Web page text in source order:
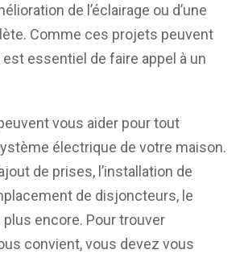
de l’éclairage ou d’une
Comme ces projets peuvent
est essentiel de faire appel à un
vous aider pour tout
électrique de votre maison.
de prises, l’installation de
de disjoncteurs, le
encore. Pour trouver
convient, vous devez vous